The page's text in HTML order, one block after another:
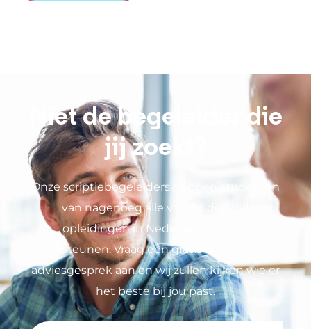
Niet de begeleider die
jij zoekt?
Onze scriptiebegeleiders hebben studenten
van nagenoeg alle vol- en deeltijd
opleidingen in Nederland mogen
ondersteunen. Vraag een gratis en vrijblijvend
adviesgesprek aan en wij zullen kijken wie er
het beste bij jou past.